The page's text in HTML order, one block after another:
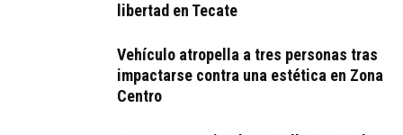
libertad en Tecate
Vehículo atropella a tres personas tras
impactarse contra una estética en Zona
Centro